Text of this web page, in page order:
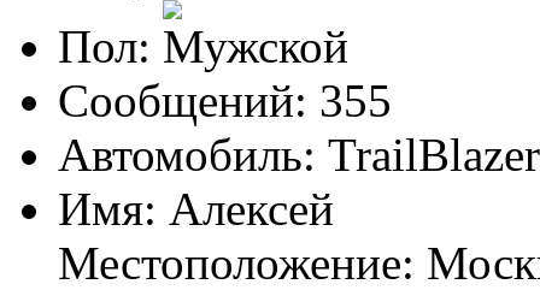
Пол:
Сообщений: 355
Автомобиль:
Имя: Алексей
Местоположение: